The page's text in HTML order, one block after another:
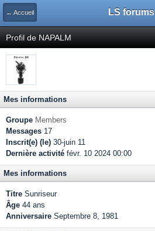
← Accueil LS forums
Profil de NAPALM
Mes informations
Groupe Members
Messages 17
Inscrit(e) (le) 30-juin 11
Dernière activité févr. 10 2024 00:00
Mes informations
Titre Sunriseur
Âge 44 ans
Anniversaire Septembre 8, 1981